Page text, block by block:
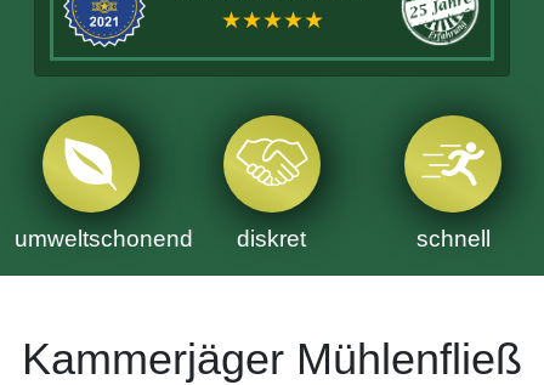
★★★★★
umweltschonend diskret schnell
Kammerjäger Mühlenfließ